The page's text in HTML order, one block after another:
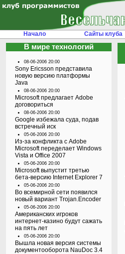
Начало Сайты клуба
В мире технологий
08-06-2006 20:00
Sony Ericsson представила
новую версию платформы
Java
08-06-2006 20:00
Microsoft предлагает Adobe
договориться
08-06-2006 20:00
Google избежала суда, подав
встречный иск
05-06-2006 20:00
Из-за конфликта с Adobe
Microsoft переделает Windows
Vista и Office 2007
05-06-2006 20:00
Microsoft выпустит третью
бета-версию Internet Explorer 7
05-06-2006 20:00
Во всемирной сети появился
новый вариант Trojan.Encoder
05-06-2006 20:00
Американских игроков
интернет-казино будут сажать
на пять лет
05-06-2006 20:00
Вышла новая версия системы
документооборота NauDoc 3.4